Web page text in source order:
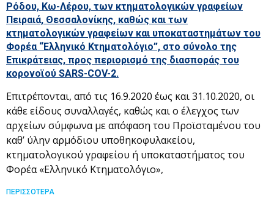
Ρόδου, Κω-Λέρου, των κτηματολογικών γραφείων
Πειραιά, Θεσσαλονίκης, καθώς και των
κτηματολογικών γραφείων και υποκαταστημάτων του
Φορέα “Ελληνικό Κτηματολόγιο”, στο σύνολο της
Επικράτειας, προς περιορισμό της διασποράς του
κορονοϊού SARS-COV-2.
Επιτρέπονται, από τις 16.9.2020 έως και 31.10.2020, οι
κάθε είδους συναλλαγές, καθώς και ο έλεγχος των
αρχείων σύμφωνα με απόφαση του Προϊσταμένου του
καθ’ ύλην αρμόδιου υποθηκοφυλακείου,
κτηματολογικού γραφείου ή υποκαταστήματος του
Φορέα «Ελληνικό Κτηματολόγιο»,
ΠΕΡΙΣΣΟΤΕΡΑ